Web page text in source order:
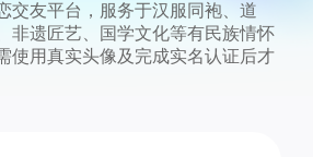
交友平台，服务于汉服同袍、道
非遗匠艺、国学文化等有民族情怀
使用真实头像及完成实名认证后才